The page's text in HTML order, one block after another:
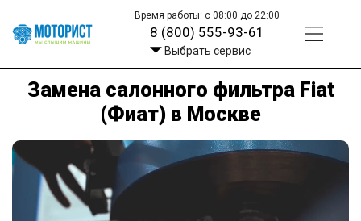
Время работы: с 08:00 до 22:00
8 (800) 555-93-61
Выбрать сервис
Замена салонного фильтра Fiat
(Фиат) в Москве